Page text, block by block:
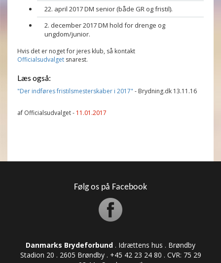
22. april 2017 DM senior (både GR og fristil).
2. december 2017 DM hold for drenge og
ungdom/junior.
Hvis det er noget for jeres klub, så kontakt
Officialsudvalget snarest.
Læs også:
"Der indføres fristilsmesterskaber i 2017" - Brydning.dk 13.11.16
af Officialsudvalget - 11.01.2017
Følg os på Facebook
Danmarks Brydeforbund . Idrættens hus . Brøndby
Stadion 20 . 2605 Brøndby . +45 42 23 24 80 . CVR: ​​​​​​75 29